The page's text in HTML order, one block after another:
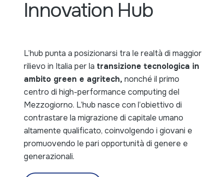
Innovation Hub
L’hub punta a posizionarsi tra le realtà di maggior
rilievo in Italia per la transizione tecnologica in
ambito green e agritech, nonché il primo
centro di high-performance computing del
Mezzogiorno. L’hub nasce con l’obiettivo di
contrastare la migrazione di capitale umano
altamente qualificato, coinvolgendo i giovani e
promuovendo le pari opportunità di genere e
generazionali.